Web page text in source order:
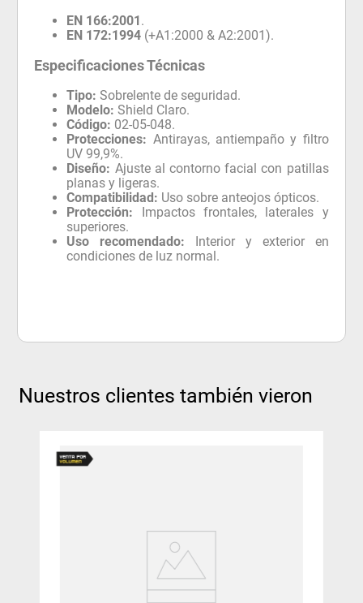
EN 166:2001.
EN 172:1994 (+A1:2000 & A2:2001).
Especificaciones Técnicas
Tipo: Sobrelente de seguridad.
Modelo: Shield Claro.
Código: 02-05-048.
Protecciones: Antirayas, antiempaño y filtro
UV 99,9%.
Diseño: Ajuste al contorno facial con patillas
planas y ligeras.
Compatibilidad: Uso sobre anteojos ópticos.
Protección: Impactos frontales, laterales y
superiores.
Uso recomendado: Interior y exterior en
condiciones de luz normal.
Nuestros clientes también vieron